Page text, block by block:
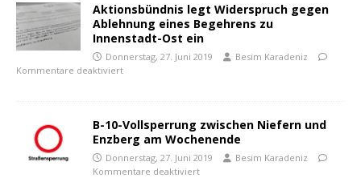
Aktionsbündnis legt Widerspruch gegen
Ablehnung eines Begehrens zu
Innenstadt-Ost ein
Donnerstag, 27. Juni 2019
Besim Karadeniz
Kommentare deaktiviert
B-10-Vollsperrung zwischen Niefern und
Enzberg am Wochenende
Donnerstag, 27. Juni 2019
Besim Karadeniz
Kommentare deaktiviert